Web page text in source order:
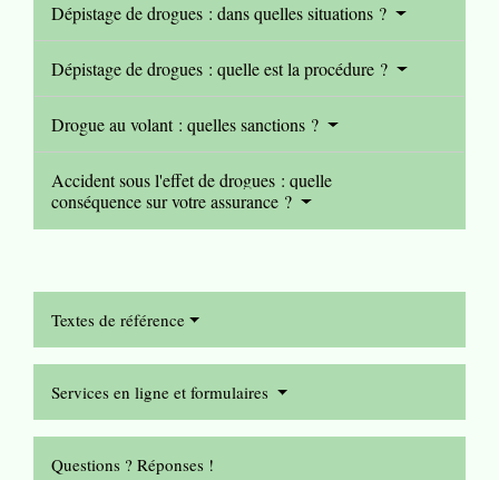
Dépistage de drogues : dans quelles situations ?
Dépistage de drogues : quelle est la procédure ?
Drogue au volant : quelles sanctions ?
Accident sous l'effet de drogues : quelle
conséquence sur votre assurance ?
Textes de référence
Services en ligne et formulaires
Questions ? Réponses !